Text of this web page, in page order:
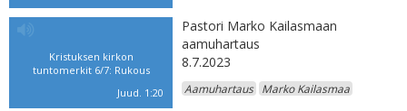
Kristuksen kirkon
tuntomerkit 6/7: Rukous
Juud. 1:20
Pastori Marko Kailasmaan
aamuhartaus
8.7.2023
Aamuhartaus Marko Kailasmaa